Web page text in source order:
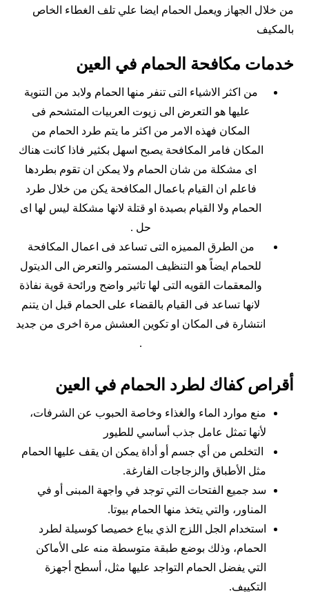
من خلال الجهاز ويعمل الحمام ايضا علي تلف الغطاء الخاص
بالمكيف
خدمات مكافحة الحمام في العين
من اكثر الاشياء التى تنفر منها الحمام ولابد من التنوية
عليها هو التعرض الى زيوت العربيات المتشحم فى
المكان فهذه الامر من اكثر ما يتم طرد الحمام من
المكان فامر المكافحة يصبح اسهل بكثير فاذا كانت هناك
اى مشكلة من شان الحمام ولا يمكن ان تقوم بطردها
فاعلم ان القيام باعمال المكافحة يكن من خلال طرد
الحمام ولا القيام بصيدة او قتلة لانها مشكلة ليس لها اى
حل .
من الطرق المميزه التى تساعد فى اعمال المكافحة
للحمام ايضاً هو التنظيف المستمر والتعرض الى الديتول
والمعقمات القويه التى لها تاثير واضح ورائحة قوية نفاذة
لانها تساعد فى القيام بالقضاء على الحمام قبل ان يتنم
انتشارة فى المكان او تكوين العشش مرة اخرى من جديد
.
أقراص كفاك لطرد الحمام في العين
منع موارد الماء والغذاء وخاصة الحبوب عن الشرفات،
لأنها تمثل عامل جذب أساسي للطيور
التخلص من أي جسم أو أداة يمكن ان يقف عليها الحمام
مثل الأطباق والزجاجات الفارغة.
سد جميع الفتحات التي توجد في واجهة المبنى أو في
المناور، والتي يتخذ منها الحمام بيوتا.
استخدام الجل اللزج الذي يباع خصيصا كوسيلة لطرد
الحمام، وذلك بوضع طبقة متوسطة منه على الأماكن
التي يفضل الحمام التواجد عليها مثل، أسطح أجهزة
التكييف.